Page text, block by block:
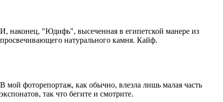
И, наконец, "Юдифь", высеченная в египетской манере из
просвечивающего натурального камня. Кайф.
В мой фоторепортаж, как обычно, влезла лишь малая часть
экспонатов, так что бегите и смотрите.